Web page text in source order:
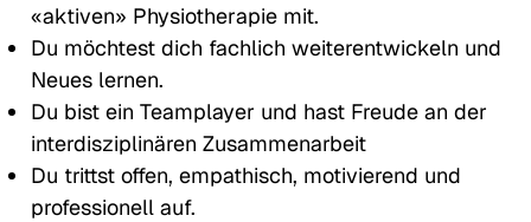
«aktiven» Physiotherapie mit.
Du möchtest dich fachlich weiterentwickeln und
Neues lernen.
Du bist ein Teamplayer und hast Freude an der
interdisziplinären Zusammenarbeit
Du trittst offen, empathisch, motivierend und
professionell auf.